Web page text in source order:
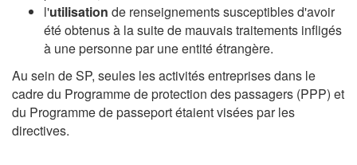
l'utilisation de renseignements susceptibles d'avoir
été obtenus à la suite de mauvais traitements infligés
à une personne par une entité étrangère.
Au sein de SP, seules les activités entreprises dans le
cadre du Programme de protection des passagers (PPP) et
du Programme de passeport étaient visées par les
directives.